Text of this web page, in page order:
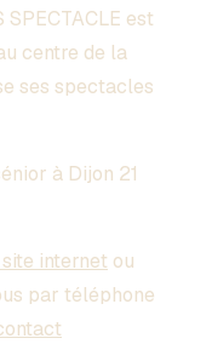
est
centre de la
ses spectacles
à Dijon 21
internet ou
par téléphone